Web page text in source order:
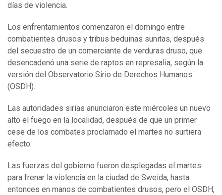
días de violencia.
Los enfrentamientos comenzaron el domingo entre
combatientes drusos y tribus beduinas sunitas, después
del secuestro de un comerciante de verduras druso, que
desencadenó una serie de raptos en represalia, según la
versión del Observatorio Sirio de Derechos Humanos
(OSDH).
Las autoridades sirias anunciaron este miércoles un nuevo
alto el fuego en la localidad, después de que un primer
cese de los combates proclamado el martes no surtiera
efecto.
Las fuerzas del gobierno fueron desplegadas el martes
para frenar la violencia en la ciudad de Sweida, hasta
entonces en manos de combatientes drusos, pero el OSDH,